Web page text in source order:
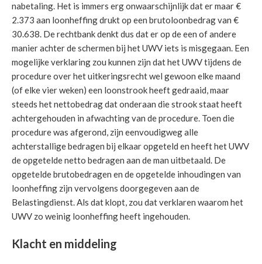
nabetaling. Het is immers erg onwaarschijnlijk dat er maar €
2.373 aan loonheffing drukt op een brutoloonbedrag van €
30.638. De rechtbank denkt dus dat er op de een of andere
manier achter de schermen bij het UWV iets is misgegaan. Een
mogelijke verklaring zou kunnen zijn dat het UWV tijdens de
procedure over het uitkeringsrecht wel gewoon elke maand
(of elke vier weken) een loonstrook heeft gedraaid, maar
steeds het nettobedrag dat onderaan die strook staat heeft
achtergehouden in afwachting van de procedure. Toen die
procedure was afgerond, zijn eenvoudigweg alle
achterstallige bedragen bij elkaar opgeteld en heeft het UWV
de opgetelde netto bedragen aan de man uitbetaald. De
opgetelde brutobedragen en de opgetelde inhoudingen van
loonheffing zijn vervolgens doorgegeven aan de
Belastingdienst. Als dat klopt, zou dat verklaren waarom het
UWV zo weinig loonheffing heeft ingehouden.
Klacht en middeling